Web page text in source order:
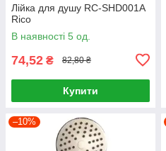
Лійка для душу RC-SHD001A
Rico
В наявності 5 од.
74,52 ₴ 82,80 ₴
Купити
–10%